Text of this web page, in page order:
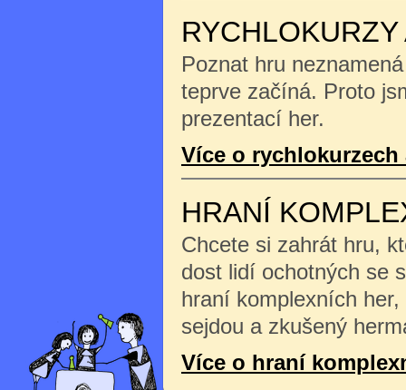
Poznat hru
teprve začíná. Proto
prezentací her.
Více o rychlokurzech
HRANÍ
Chcete si zahrát hru,
dost lidí ochotných se
hraní komplexních
sejdou a zkušený
Více o hraní